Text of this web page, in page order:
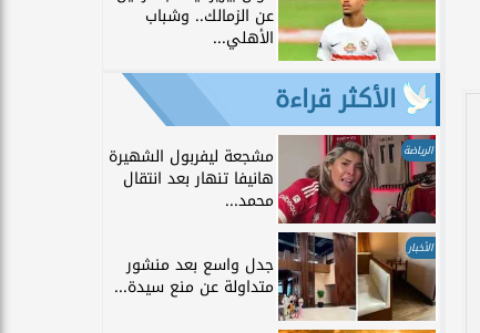
عن الزمالك.. وشباب
الأهلي...
الأكثر قراءة
الرياضة مشجعة ليفربول الشهيرة
هانيفا تنهار بعد انتقال
محمد...
الأخبار
جدل واسع بعد منشور
متداولة عن منع سيدة...